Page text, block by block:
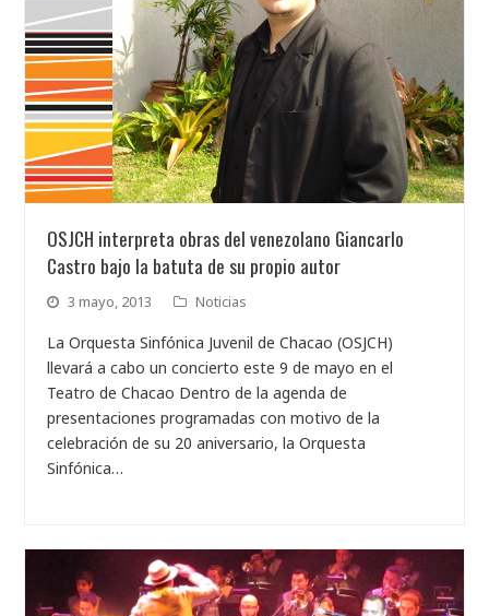
OSJCH interpreta obras del venezolano Giancarlo
Castro bajo la batuta de su propio autor
3 mayo, 2013 Noticias
La Orquesta Sinfónica Juvenil de Chacao (OSJCH)
llevará a cabo un concierto este 9 de mayo en el
Teatro de Chacao Dentro de la agenda de
presentaciones programadas con motivo de la
celebración de su 20 aniversario, la Orquesta
Sinfónica…